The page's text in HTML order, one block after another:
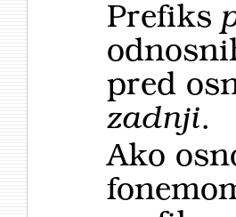
Prefiks
pred
zadnji.
Ako